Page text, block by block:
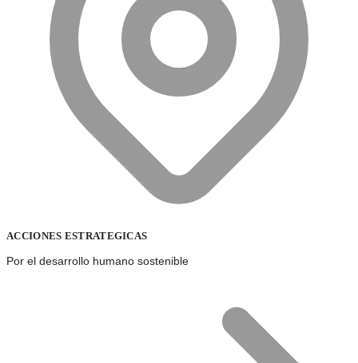
ACCIONES ESTRATEGICAS
Por el desarrollo humano sostenible